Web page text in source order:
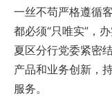
一丝不苟严格遵循
都必须“只唯实”，
夏区分行党委紧密
产品和业务创新，
服务。